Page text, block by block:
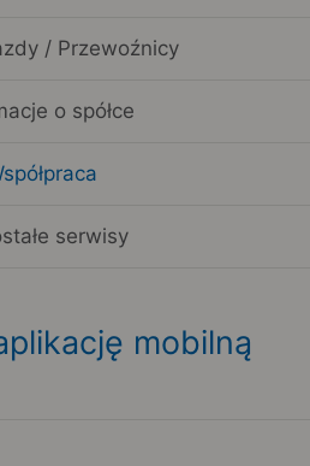
/ Przewoźnicy
o spółce
serwisy
mobilną